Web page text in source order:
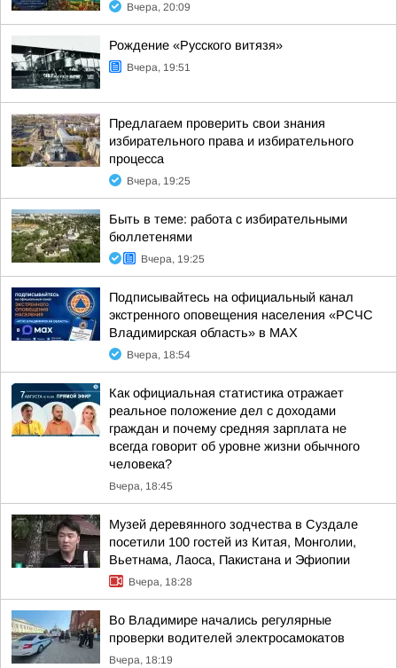
Вчера, 20:09
Рождение «Русского витязя»
Вчера, 19:51
Предлагаем проверить свои знания
избирательного права и избирательного
процесса
Вчера, 19:25
Быть в теме: работа с избирательными
бюллетенями
Вчера, 19:25
Подписывайтесь на официальный канал
экстренного оповещения населения «РСЧС
Владимирская область» в МАХ
Вчера, 18:54
Как официальная статистика отражает
реальное положение дел с доходами
граждан и почему средняя зарплата не
всегда говорит об уровне жизни обычного
человека?
Вчера, 18:45
Музей деревянного зодчества в Суздале
посетили 100 гостей из Китая, Монголии,
Вьетнама, Лаоса, Пакистана и Эфиопии
Вчера, 18:28
Во Владимире начались регулярные
проверки водителей электросамокатов
Вчера, 18:19